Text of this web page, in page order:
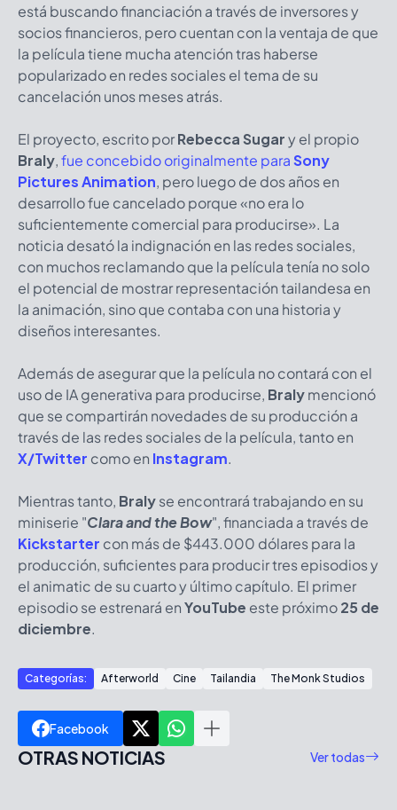
está buscando financiación a través de inversores y
socios financieros, pero cuentan con la ventaja de que
la película tiene mucha atención tras haberse
popularizado en redes sociales el tema de su
cancelación unos meses atrás.
El proyecto, escrito porRebecca Sugary el propio
Braly,fue concebido originalmente paraSony
Pictures Animation, pero luego de dos años en
desarrollo fue cancelado porque «no era lo
suficientemente comercial para producirse». La
noticia desató la indignación en las redes sociales,
con muchos reclamando que la película tenía no solo
el potencial de mostrar representación tailandesa en
la animación, sino que contaba con una historia y
diseños interesantes.
Además de asegurar que la película no contará con el
uso de IA generativa para producirse, Bralymencionó
que se compartirán novedades de su producción a
través de las redes sociales de la película, tanto en
X/Twitter como en Instagram.
Mientras tanto, Bralyse encontrará trabajando en su
miniserie "Clara and the Bow", financiada a través de
Kickstarter con más de $443.000 dólares para la
producción, suficientes para producir tres episodios y
el animatic de su cuarto y último capítulo. El primer
episodio se estrenará enYouTube este próximo25 de
diciembre.
Categorías: Afterworld Cine Tailandia The Monk Studios
Facebook
OTRAS NOTICIAS Ver todas